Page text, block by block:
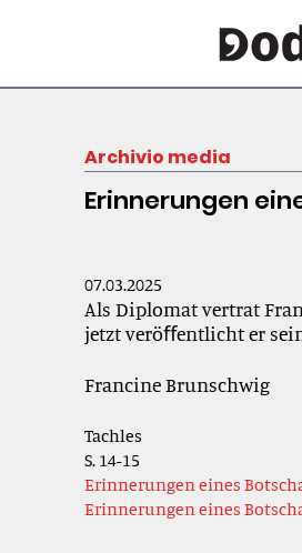
Archivio media
Erinnerungen
07.03.2025
Als Diplomat vertrat
jetzt veröﬀentlicht er
Francine Brunschwig
Tachles
S. 14-15
Erinnerungen eines
Erinnerungen eines